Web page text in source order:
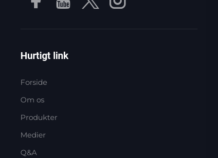
Hurtigt link
Forside
Om os
Produkter
Medier
Q&A